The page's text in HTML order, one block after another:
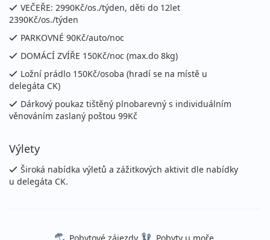
VEČEŘE: 2990Kč/os./týden, děti do 12let
2390Kč/os./týden
PARKOVNÉ 90Kč/auto/noc
DOMÁCÍ ZVÍŘE 150Kč/noc (max.do 8kg)
Ložní prádlo 150Kč/osoba (hradí se na místě u
delegáta CK)
Dárkový poukaz tištěný plnobarevný s individuálním
věnováním zaslaný poštou 99Kč
Výlety
Široká nabídka výletů a zážitkových aktivit dle nabídky
u delegáta CK.